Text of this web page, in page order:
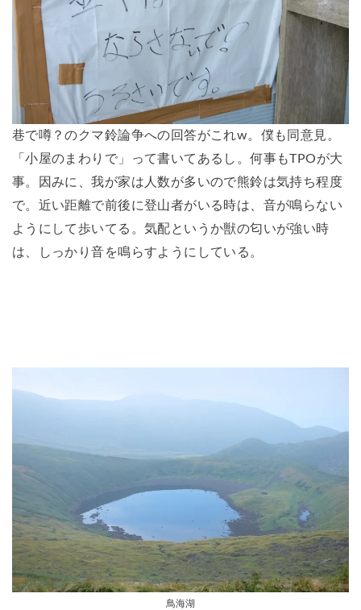
巷で噂？のクマ鈴論争への回答がこれw。僕も同意見。
「小屋のまわりで」って書いてあるし。何事もTPOが大
事。因みに、我が家は人数が多いので熊鈴は気持ち程度
で。近い距離で前後に登山者がいる時は、音が鳴らない
ようにして歩いてる。気配というか獣の匂いが強い時
は、しっかり音を鳴らすようにしている。
鳥海湖